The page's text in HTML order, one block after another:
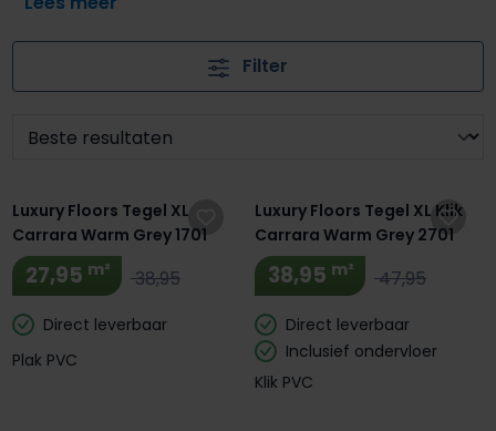
eigentijdse elegantie én een uitnodigende sfeer. Perfect
voor wie houdt van een natuurlijke look met een
moderne twist. Bij Luxury Floors vind je warm grijze PVC
afwerkingen: allemaal van topkwaliteit én met de laagste
Filter
Luxury Floors Tegel XL
Carrara Warm Grey 1701
27,95 m² 38,95
Direct leverbaar
Plak PVC
Luxury Floors Tegel XL Klik
Carrara Warm Grey 2701
38,95 m² 47,95
Direct leverbaar
Inclusief ondervloer
Klik PVC